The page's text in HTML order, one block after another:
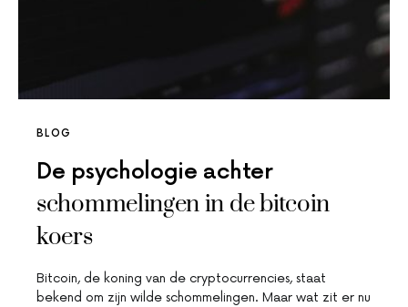
BLOG
De psychologie achter
schommelingen in de bitcoin
koers
Bitcoin, de koning van de cryptocurrencies, staat
bekend om zijn wilde schommelingen. Maar wat zit er nu